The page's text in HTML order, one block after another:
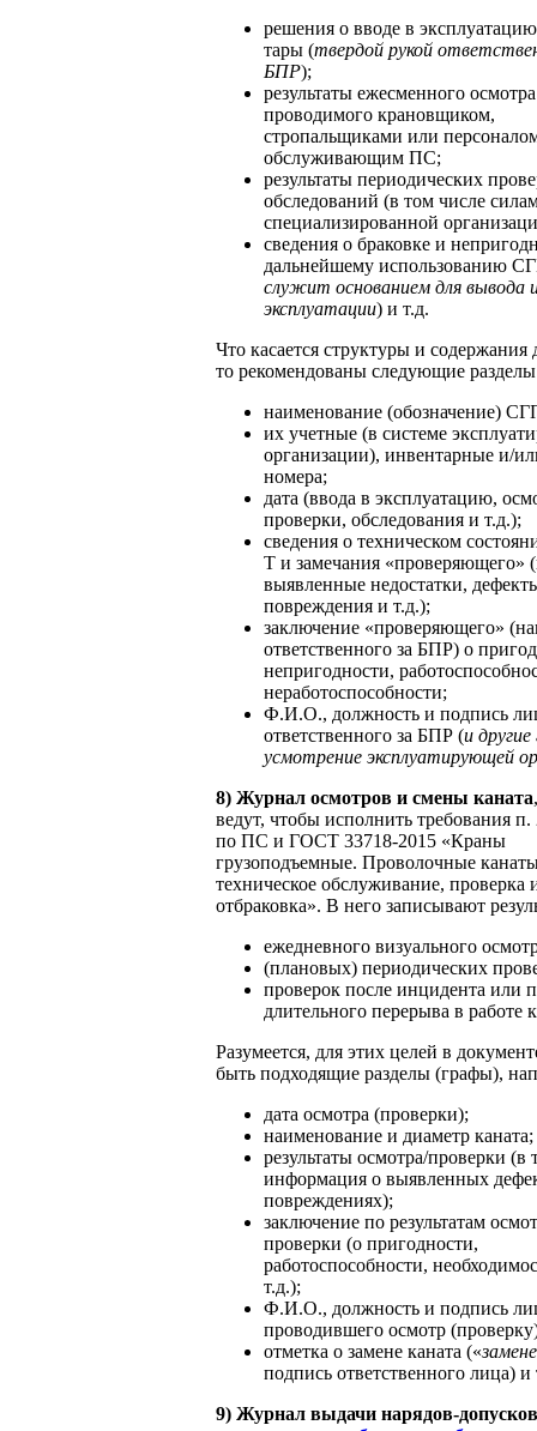
решения о вводе в
тары (твердой рукой
БПР);
результаты ежесменного
проводимого крановщиком,
стропальщиками или
обслуживающим ПС;
результаты периодических
обследований (в том числе
специализированной
сведения о браковке и
дальнейшему использованию
служит основанием для вывода
эксплуатации) и т.д.
Что касается структуры и содержания
то рекомендованы следующие
наименование (обозначение)
их учетные (в системе
организации), инвентарные и/
номера;
дата (ввода в эксплуатацию,
проверки, обследования и т.д.);
сведения о техническом
Т и замечания «проверяющего»
выявленные недостатки,
повреждения и т.д.);
заключение «проверяющего»
ответственного за БПР) о
непригодности,
неработоспособности;
Ф.И.О., должность и подпись
ответственного за БПР (и
усмотрение эксплуатирующей
8) Журнал осмотров и смены каната
ведут, чтобы исполнить требования
по ПС и ГОСТ 33718-2015 «Краны
грузоподъемные. Проволочные
техническое обслуживание, проверка
отбраковка». В него записывают
ежедневного визуального
(плановых) периодических
проверок после инцидента или
длительного перерыва в работе
Разумеется, для этих целей в
быть подходящие разделы (графы),
дата осмотра (проверки);
наименование и диаметр каната;
результаты осмотра/проверки (в
информация о выявленных
повреждениях);
заключение по результатам
проверки (о пригодности,
работоспособности,
т.д.);
Ф.И.О., должность и подпись
проводившего осмотр
отметка о замене каната («
подпись ответственного лица) и
9) Журнал выдачи нарядов-допусков